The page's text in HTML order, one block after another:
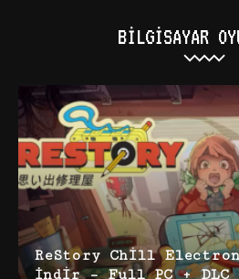
BILGISAYAR
ReStory Chill
İndir – Full PC + DLC